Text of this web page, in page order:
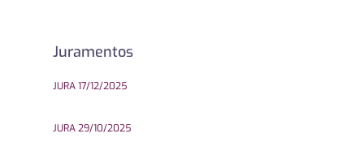
Juramentos
JURA 17/12/2025
JURA 29/10/2025